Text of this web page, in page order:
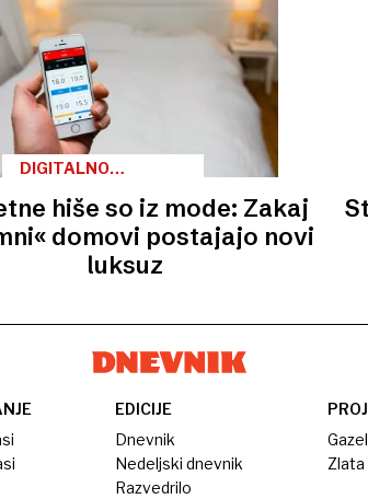
DIGITALNO
hiše so iz mode: Zakaj
domovi postajajo novi
luksuz
EDICIJE
Dnevnik
Nedeljski dnevnik
Razvedrilo
Zlata